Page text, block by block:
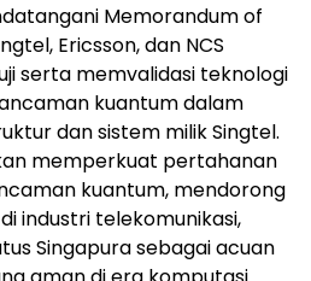
Memorandum of
Ericsson, dan NCS
serta memvalidasi teknologi
kuantum dalam
dan sistem milik Singtel.
memperkuat pertahanan
kuantum, mendorong
industri telekomunikasi,
Singapura sebagai acuan